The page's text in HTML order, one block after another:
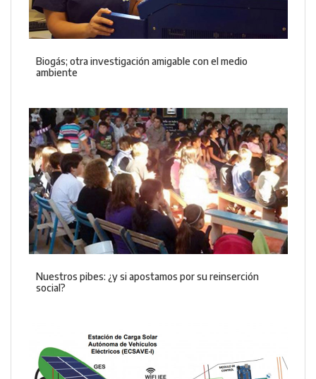
Biogás; otra investigación amigable con el medio
ambiente
Nuestros pibes: ¿y si apostamos por su reinserción
social?